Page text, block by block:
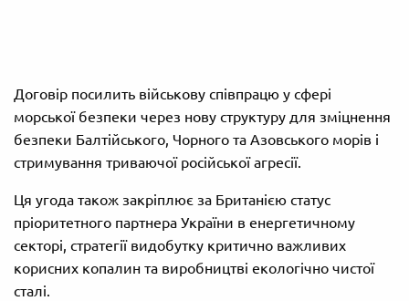
Договір посилить військову співпрацю у сфері
морської безпеки через нову структуру для зміцнення
безпеки Балтійського, Чорного та Азовського морів і
стримування триваючої російської агресії.
Ця угода також закріплює за Британією статус
пріоритетного партнера України в енергетичному
секторі, стратегії видобутку критично важливих
корисних копалин та виробництві екологічно чистої
сталі.